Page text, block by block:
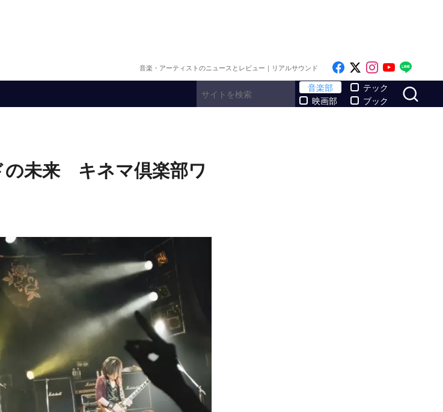
音楽・アーティストのニュースとレビュー｜リアルサウンド Like on Facebook
Follow on x
Follow on
Follow
音楽部
映画部
テック
ブック
の未来 キネマ倶楽部ワ